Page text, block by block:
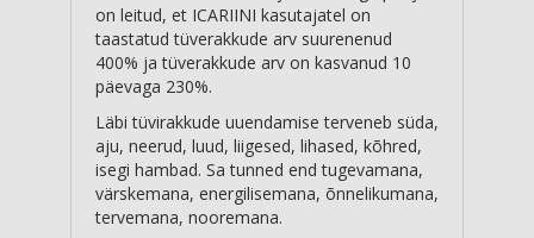
on leitud, et ICARIINI kasutajatel on
taastatud tüverakkude arv suurenenud
400% ja tüverakkude arv on kasvanud 10
päevaga 230%.
Läbi tüvirakkude uuendamise terveneb süda,
aju, neerud, luud, liigesed, lihased, kõhred,
isegi hambad. Sa tunned end tugevamana,
värskemana, energilisemana, õnnelikumana,
tervemana, nooremana.